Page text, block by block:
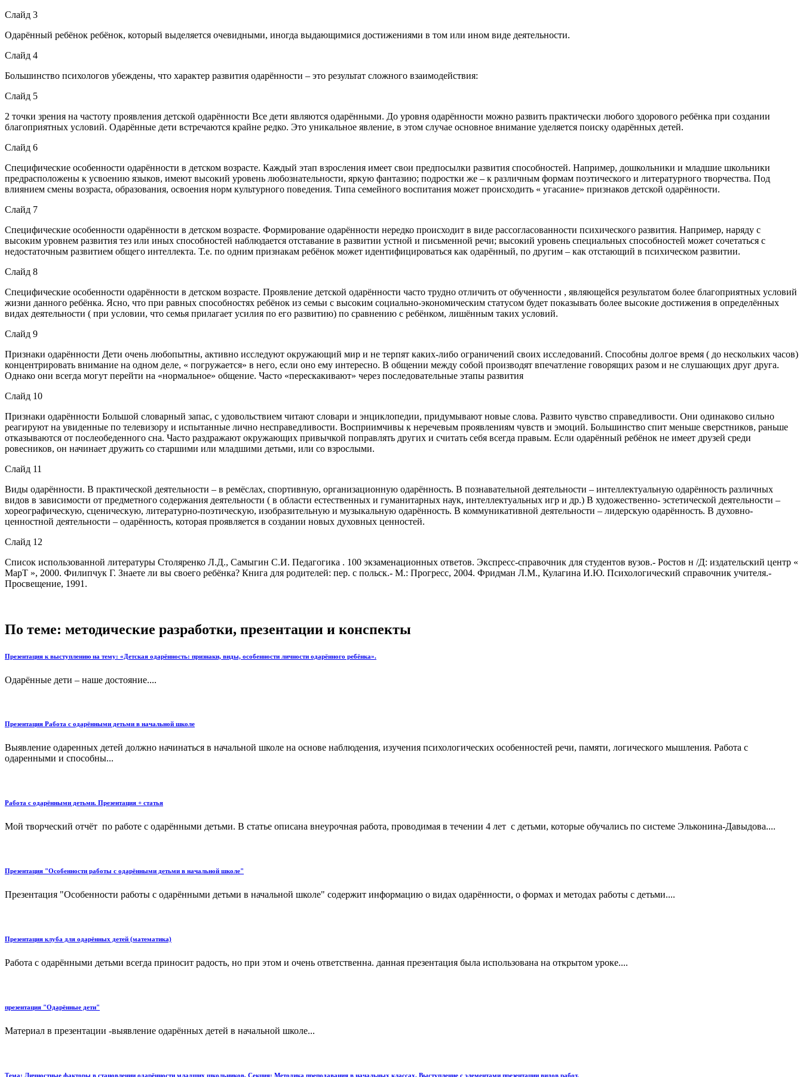
Слайд 3
Одарённый ребёнок ребёнок, который выделяется очевидными, иногда выдающимися достижениями в том или ином виде деятельности.
Слайд 4
Большинство психологов убеждены, что характер развития одарённости – это результат сложного взаимодействия:
Слайд 5
2 точки зрения на частоту проявления детской одарённости Все дети являются одарёнными. До уровня одарённости можно развить практически любого здорового ребёнка при создании
благоприятных условий. Одарённые дети встречаются крайне редко. Это уникальное явление, в этом случае основное внимание уделяется поиску одарённых детей.
Слайд 6
Специфические особенности одарённости в детском возрасте. Каждый этап взросления имеет свои предпосылки развития способностей. Например, дошкольники и младшие школьники
предрасположены к усвоению языков, имеют высокий уровень любознательности, яркую фантазию; подростки же – к различным формам поэтического и литературного творчества. Под
влиянием смены возраста, образования, освоения норм культурного поведения. Типа семейного воспитания может происходить « угасание» признаков детской одарённости.
Слайд 7
Специфические особенности одарённости в детском возрасте. Формирование одарённости нередко происходит в виде рассогласованности психического развития. Например, наряду с
высоким уровнем развития тез или иных способностей наблюдается отставание в развитии устной и письменной речи; высокий уровень специальных способностей может сочетаться с
недостаточным развитием общего интеллекта. Т.е. по одним признакам ребёнок может идентифицироваться как одарённый, по другим – как отстающий в психическом развитии.
Слайд 8
Специфические особенности одарённости в детском возрасте. Проявление детской одарённости часто трудно отличить от обученности , являющейся результатом более благоприятных условий
жизни данного ребёнка. Ясно, что при равных способностях ребёнок из семьи с высоким социально-экономическим статусом будет показывать более высокие достижения в определённых
видах деятельности ( при условии, что семья прилагает усилия по его развитию) по сравнению с ребёнком, лишённым таких условий.
Слайд 9
Признаки одарённости Дети очень любопытны, активно исследуют окружающий мир и не терпят каких-либо ограничений своих исследований. Способны долгое время ( до нескольких часов)
концентрировать внимание на одном деле, « погружается» в него, если оно ему интересно. В общении между собой производят впечатление говорящих разом и не слушающих друг друга.
Однако они всегда могут перейти на «нормальное» общение. Часто «перескакивают» через последовательные этапы развития
Слайд 10
Признаки одарённости Большой словарный запас, с удовольствием читают словари и энциклопедии, придумывают новые слова. Развито чувство справедливости. Они одинаково сильно
реагируют на увиденные по телевизору и испытанные лично несправедливости. Восприимчивы к неречевым проявлениям чувств и эмоций. Большинство спит меньше сверстников, раньше
отказываются от послеобеденного сна. Часто раздражают окружающих привычкой поправлять других и считать себя всегда правым. Если одарённый ребёнок не имеет друзей среди
ровесников, он начинает дружить со старшими или младшими детьми, или со взрослыми.
Слайд 11
Виды одарённости. В практической деятельности – в ремёслах, спортивную, организационную одарённость. В познавательной деятельности – интеллектуальную одарённость различных
видов в зависимости от предметного содержания деятельности ( в области естественных и гуманитарных наук, интеллектуальных игр и др.) В художественно- эстетической деятельности –
хореографическую, сценическую, литературно-поэтическую, изобразительную и музыкальную одарённость. В коммуникативной деятельности – лидерскую одарённость. В духовно-
ценностной деятельности – одарённость, которая проявляется в создании новых духовных ценностей.
Слайд 12
Список использованной литературы Столяренко Л.Д., Самыгин С.И. Педагогика . 100 экзаменационных ответов. Экспресс-справочник для студентов вузов.- Ростов н /Д: издательский центр «
МарТ », 2000. Филипчук Г. Знаете ли вы своего ребёнка? Книга для родителей: пер. с польск.- М.: Прогресс, 2004. Фридман Л.М., Кулагина И.Ю. Психологический справочник учителя.-
Просвещение, 1991.
По теме: методические разработки, презентации и конспекты
Презентация к выступлению на тему: «Детская одарённость: признаки, виды, особенности личности одарённого ребёнка».
Одарённые дети – наше достояние....
Презентация Работа с одарёнными детьми в начальной школе
Выявление одаренных детей должно начинаться в начальной школе на основе наблюдения, изучения психологических особен­ностей речи, памяти, логического мышления. Работа с
одаренными и способны...
Работа с одарёнными детьми. Презентация + статья
Мой творческий отчёт по работе с одарёнными детьми. В статье описана внеурочная работа, проводимая в течении 4 лет с детьми, которые обучались по системе Эльконина-Давыдова....
Презентация "Особенности работы с одарёнными детьми в начальной школе"
Презентация "Особенности работы с одарёнными детьми в начальной школе" содержит информацию о видах одарённости, о формах и методах работы с детьми....
Презентация клуба для одарённых детей (математика)
Работа с одарёнными детьми всегда приносит радость, но при этом и очень ответственна. данная презентация была использована на открытом уроке....
презентация "Одарённые дети"
Материал в презентации -выявление одарённых детей в начальной школе...
Тема: Личностные факторы в становлении одарённости младших школьников. Секция: Методика преподавания в начальных классах. Выступление c элементами презентации видов работ.